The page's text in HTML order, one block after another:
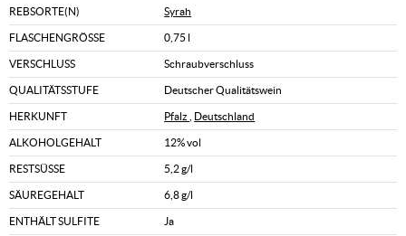
REBSORTE(N) Syrah
FLASCHENGRÖSSE 0,75 l
VERSCHLUSS Schraubverschluss
QUALITÄTSSTUFE Deutscher Qualitätswein
HERKUNFT Pfalz Deutschland
ALKOHOLGEHALT 12% vol
RESTSÜSSE 5,2 g/l
SÄUREGEHALT 6,8 g/l
ENTHÄLT SULFITE Ja